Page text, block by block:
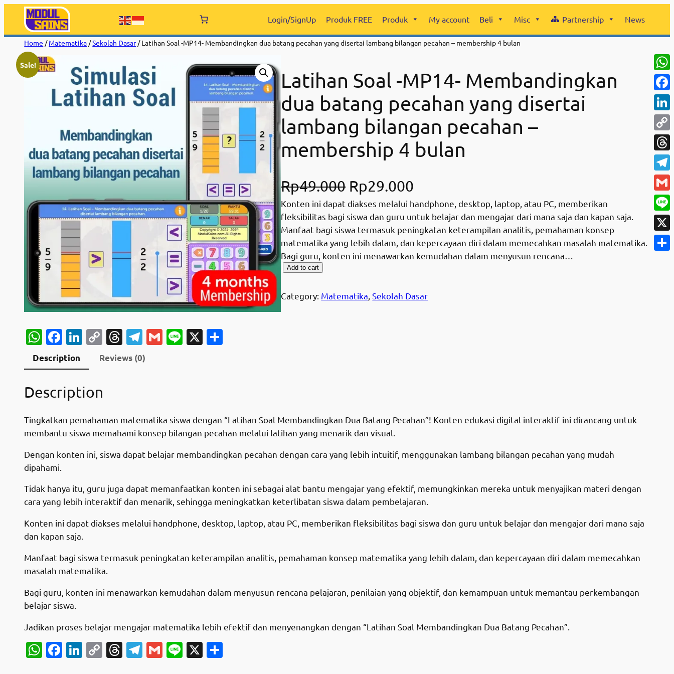
Login/SignUp Produk FREE Produk My account Beli Misc Partnership News
Home /Matematika /Sekolah Dasar/ Latihan Soal -MP14- Membandingkan dua batang pecahan yang disertai lambang bilangan pecahan – membership 4 bulan
Sale!
Latihan Soal -MP14- Membandingkan
dua batang pecahan yang disertai
lambang bilangan pecahan –
membership 4 bulan
Rp49.000 O
r
i
g
n
c
e
a
s
R
p
9
Rp29.000
u
r
r
n
i
:
R
9
0
Konten ini dapat diakses melalui handphone, desktop, laptop, atau PC, memberikan
fleksibilitas bagi siswa dan guru untuk belajar dan mengajar dari mana saja dan kapan saja.
Manfaat bagi siswa termasuk peningkatan keterampilan analitis, pemahaman konsep
matematika yang lebih dalam, dan kepercayaan diri dalam memecahkan masalah matematika.
Bagi guru, konten ini menawarkan kemudahan dalam menyusun rencana…
t
M
P
1
M
e
b
n
n
a
Add to cart
Category: Matematika , Sekolah Dasar
WhatsApp
Facebook
LinkedIn
Copy
Link
Threads
Telegram
Gmail
Line
X
Description Reviews (0)
Description
Tingkatkan pemahaman matematika siswa dengan “Latihan Soal Membandingkan Dua Batang Pecahan”! Konten edukasi digital interaktif ini dirancang untuk
membantu siswa memahami konsep bilangan pecahan melalui latihan yang menarik dan visual.
Dengan konten ini, siswa dapat belajar membandingkan pecahan dengan cara yang lebih intuitif, menggunakan lambang bilangan pecahan yang mudah
dipahami.
Tidak hanya itu, guru juga dapat memanfaatkan konten ini sebagai alat bantu mengajar yang efektif, memungkinkan mereka untuk menyajikan materi dengan
cara yang lebih interaktif dan menarik, sehingga meningkatkan keterlibatan siswa dalam pembelajaran.
Konten ini dapat diakses melalui handphone, desktop, laptop, atau PC, memberikan fleksibilitas bagi siswa dan guru untuk belajar dan mengajar dari mana saja
dan kapan saja.
Manfaat bagi siswa termasuk peningkatan keterampilan analitis, pemahaman konsep matematika yang lebih dalam, dan kepercayaan diri dalam memecahkan
masalah matematika.
Bagi guru, konten ini menawarkan kemudahan dalam menyusun rencana pelajaran, penilaian yang objektif, dan kemampuan untuk memantau perkembangan
belajar siswa.
Jadikan proses belajar mengajar matematika lebih efektif dan menyenangkan dengan “Latihan Soal Membandingkan Dua Batang Pecahan”.
WhatsApp
Facebook
LinkedIn
CopyThreads
Telegram
Gmail
Line
X
Copy
Link
Line
X